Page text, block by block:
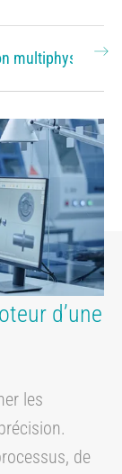
multiphysique
d’une
les
de